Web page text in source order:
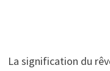
La signification du